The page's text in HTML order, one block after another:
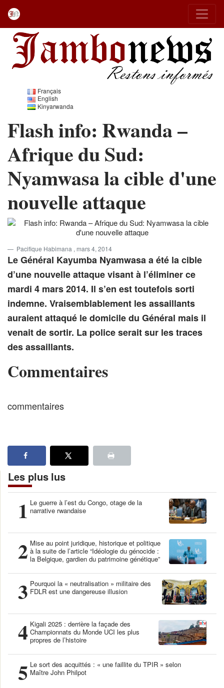
Français
English
Kinyarwanda
Flash info: Rwanda –
Afrique du Sud:
Nyamwasa la cible d'une
nouvelle attaque
Pacifique Habimana , mars 4, 2014
Le Général Kayumba Nyamwasa a été la cible
d’une nouvelle attaque visant à l’éliminer ce
mardi 4 mars 2014. Il s’en est toutefois sorti
indemne. Vraisemblablement les assaillants
auraient attaqué le domicile du Général mais il
venait de sortir. La police serait sur les traces
des assaillants.
Commentaires
commentaires
Les plus lus
1 Le guerre à l’est du Congo, otage de la
narrative rwandaise
2 Mise au point juridique, historique et politique
à la suite de l’article “Idéologie du génocide :
la Belgique, gardien du patrimoine génétique”
3 Pourquoi la « neutralisation » militaire des
FDLR est une dangereuse illusion
4 Kigali 2025 : derrière la façade des
Championnats du Monde UCI les plus
propres de l’histoire
5 Le sort des acquittés : « une faillite du TPIR » selon
Maître John Philpot